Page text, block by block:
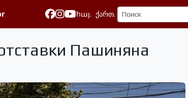
հայ. ქართ.
Пашиняна